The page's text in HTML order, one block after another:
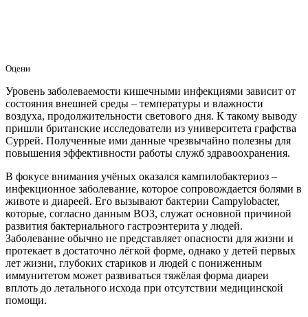
Оцени
Уровень заболеваемости кишечными инфекциями зависит от
состояния внешней среды – температуры и влажности
воздуха, продолжительности светового дня. К такому выводу
пришли британские исследователи из университета графства
Суррей. Полученные ими данные чрезвычайно полезны для
повышения эффективности работы служб здравоохранения.
В фокусе внимания учёных оказался кампилобактериоз –
инфекционное заболевание, которое сопровождается болями в
животе и диареей. Его вызывают бактерии Campylobacter,
которые, согласно данным ВОЗ, служат основной причиной
развития бактериального гастроэнтерита у людей.
Заболевание обычно не представляет опасности для жизни и
протекает в достаточно лёгкой форме, однако у детей первых
лет жизни, глубоких стариков и людей с пониженным
иммунитетом может развиваться тяжёлая форма диареи
вплоть до летального исхода при отсутствии медицинской
помощи.